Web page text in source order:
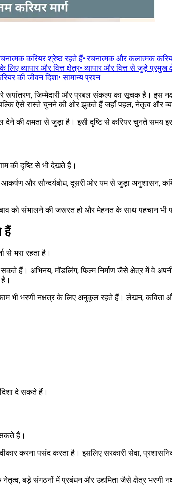
करियर श्रेष्ठ रहते हैं•रचनात्मक और कलात्मक
लिए व्यापार और वित्त क्षेत्र•व्यापार और वित्त से जुड़े प्रमुख
की जीवन दिशा•सामान्य प्रश्न
रूपांतरण, जिम्मेदारी और प्रबल संकल्प का सूचक है। इस
ऐसे रास्ते चुनने की ओर झुकते हैं जहाँ पहल, नेतृत्व और
की क्षमता से जुड़ा है। इसी दृष्टि से करियर चुनते समय
की दृष्टि से भी देखते हैं।
और सौन्दर्यबोध, दूसरी ओर यम से जुड़ा अनुशासन,
को संभालने की जरूरत हो और मेहनत के साथ पहचान भी
हैं
से भरा रहता है।
अभिनय, मॉडलिंग, फिल्म निर्माण जैसे क्षेत्र में वे
भी भरणी नक्षत्र के लिए अनुकूल रहते हैं। लेखन, कविता
दे सकते हैं।
सकते हैं।
करना पसंद करता है। इसलिए सरकारी सेवा,
बड़े संगठनों में प्रबंधन और उद्यमिता जैसे क्षेत्र